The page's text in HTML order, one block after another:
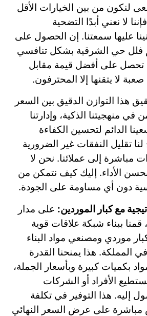
لنكون من بين الخيارات الأقل
لا نعني أبدًا التضحية
عليها سمعتنا. إن الحصول على
فلل حي الشرقية بشكل تنافسي
تحصل على أفضل قيمة مقابل
لا يتقنها إلا المحترفون.
هذا التوازن الدقيق بين السعر
منهجيتنا الذكية، وإدارتنا
الدائم لتحسين الكفاءة
لنا تقليل النفقات غير الضرورية
مباشرة إلى عملائنا. نحن لا
الأداء. إليك كيف نتمكن من
دون أي مساومة على الجودة.
مع كبار الموردين: على مدار
ببناء شبكة علاقات قوية
موردي ومصنعي مواد البناء
المملكة. هذا يمنحنا القدرة
بكميات كبيرة وبأسعار الجملة،
الأفراد أو الشركات
إليه. هذا التوفير في تكلفة
مباشرة على عرض السعر النهائي